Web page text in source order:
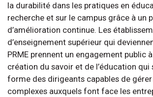
la durabilité dans les pratiques en
recherche et sur le campus grâce à un
d’amélioration continue. Les
d’enseignement supérieur qui
PRME prennent un engagement public
création du savoir et de l’éducation
forme des dirigeants capables de
complexes auxquels font face les